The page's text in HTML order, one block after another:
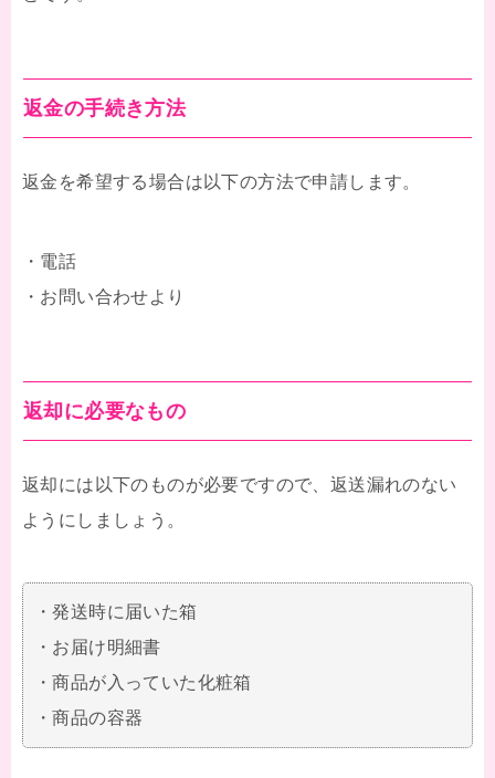
返金の手続き方法
返金を希望する場合は以下の方法で申請します。
・電話
・お問い合わせより
返却に必要なもの
返却には以下のものが必要ですので、返送漏れのない
ようにしましょう。
・発送時に届いた箱
・お届け明細書
・商品が入っていた化粧箱
・商品の容器